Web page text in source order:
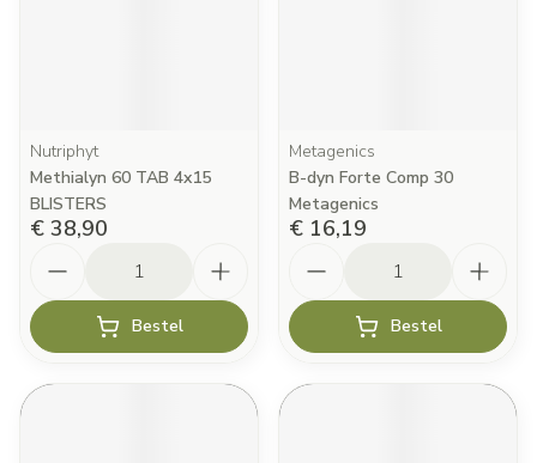
Nutriphyt
Methialyn 60 TAB 4x15
BLISTERS
€ 38,90
Bestel
Metagenics
B-dyn Forte Comp 30
Metagenics
€ 16,19
Bestel